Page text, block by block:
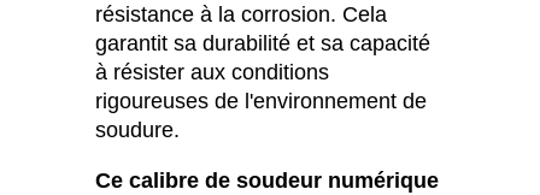
résistance à la corrosion. Cela
garantit sa durabilité et sa capacité
à résister aux conditions
rigoureuses de l'environnement de
soudure.
Ce calibre de soudeur numérique